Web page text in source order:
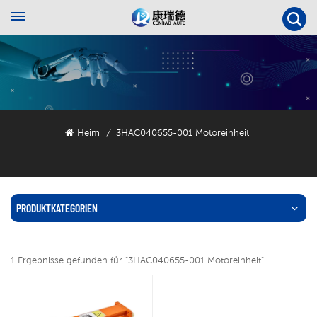
Heim / 3HAC040655-001 Motoreinheit
PRODUKTKATEGORIEN
1 Ergebnisse gefunden für "3HAC040655-001 Motoreinheit"